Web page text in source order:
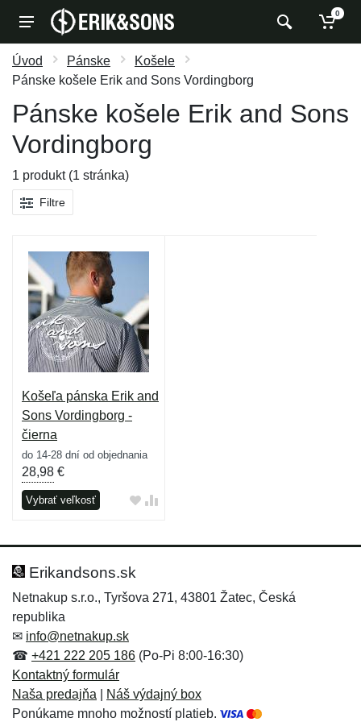
0
Úvod Pánske
Košele
Pánske košele Erik and Sons Vordingborg
Pánske košele Erik and Sons
Vordingborg
1 produkt (1 stránka)
Filtre
Košeľa pánska Erik and
Sons Vordingborg -
čierna
do 14-28 dní od objednania
28,98 €
Vybrať veľkosť
Erikandsons.sk
Netnakup s.r.o., Tyršova 271, 43801 Žatec, Česká
republika
✉ info@netnakup.sk
☎ +421 222 205 186 (Po-Pi 8:00-16:30)
Kontaktný formulár
Naša predajňa
Náš výdajný box
Ponúkame mnoho možností platieb.